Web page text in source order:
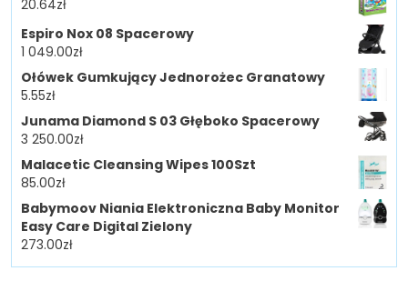
20.64zł
Espiro Nox 08 Spacerowy
1 049.00zł
Ołówek Gumkujący Jednorożec Granatowy
5.55zł
Junama Diamond S 03 Głęboko Spacerowy
3 250.00zł
Malacetic Cleansing Wipes 100Szt
85.00zł
Babymoov Niania Elektroniczna Baby Monitor
Easy Care Digital Zielony
273.00zł